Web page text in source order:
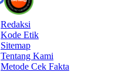
Redaksi
Kode Etik
Sitemap
Tentang Kami
Metode Cek Fakta